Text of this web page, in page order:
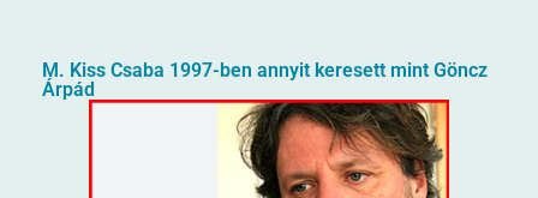
M. Kiss Csaba 1997-ben annyit keresett mint Göncz
Árpád